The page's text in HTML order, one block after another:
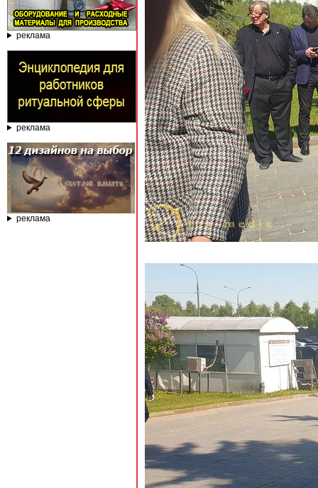
реклама
реклама
реклама